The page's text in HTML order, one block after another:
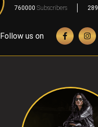
760000 Subscribers 289
Follow us on